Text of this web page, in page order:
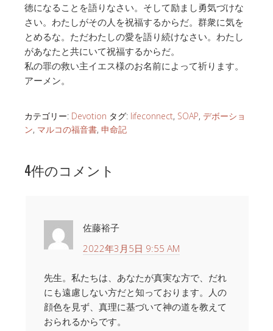
徳になることを語りなさい。そして励まし勇気づけな
さい。わたしがその人を祝福するからだ。群衆に気を
とめるな。ただわたしの愛を語り続けなさい。わたし
があなたと共にいて祝福するからだ。
私の罪の救い主イエス様のお名前によって祈ります。
アーメン。
カテゴリー: Devotion タグ: lifeconnect, SOAP, デボーショ
ン, マルコの福音書, 申命記
4件のコメント
佐藤裕子
2022年3月5日 9:55 AM
先生。私たちは、あなたが真実な方で、だれ
にも遠慮しない方だと知っております。人の
顔色を見ず、真理に基づいて神の道を教えて
おられるからです。